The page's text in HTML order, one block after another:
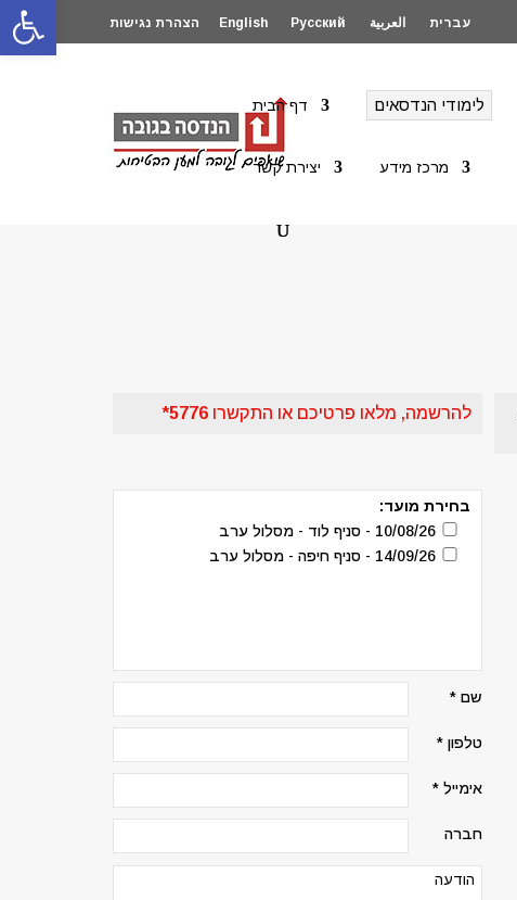
פתח הצהרת נגישות English Русский العربية עברית
לימודי הנדסאים דף הבית
מרכז מידע יצירת קשר
להרשמה, מלאו פרטיכם או התקשרו5776*
בחירת מועד:
10/08/26 - סניף לוד - מסלול ערב
14/09/26 - סניף חיפה - מסלול ערב
שם *
טלפון *
אימייל *
חברה